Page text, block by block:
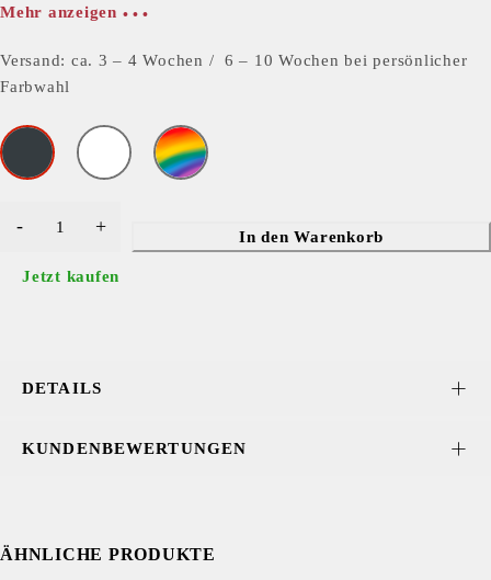
Mehr anzeigen
Versand: ca. 3 – 4 Wochen / 6 – 10 Wochen bei persönlicher
Farbwahl
In den Warenkorb
Jetzt kaufen
DETAILS
KUNDENBEWERTUNGEN
ÄHNLICHE PRODUKTE